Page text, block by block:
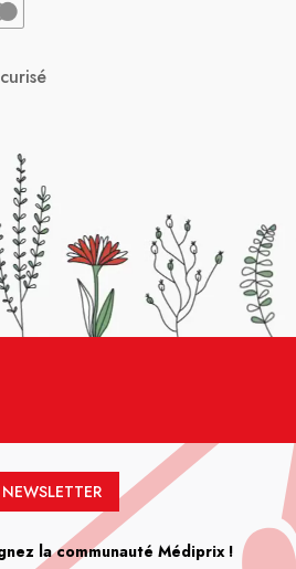
NEWSLETTER
la communauté Médiprix !